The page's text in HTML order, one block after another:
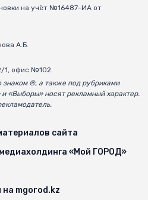
на учёт №16487-ИА от
А.Б.
1, офис №102.
®, а также под рубриками
«Выборы» носят рекламный характер.
сайта
«Мой ГОРОД»
на mgorod.kz